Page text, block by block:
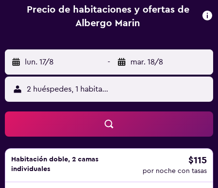
Los huéspedes pueden navegar por la web gracias a
nuestro acceso a Internet wifi gratis. Se ofrece servicio de
Precio de habitaciones y ofertas de
Albergo Marin
lun. 17/8 - mar. 18/8
2 huéspedes, 1 habitación
Habitación doble, 2 camas
individuales
$115
por noche con tasas